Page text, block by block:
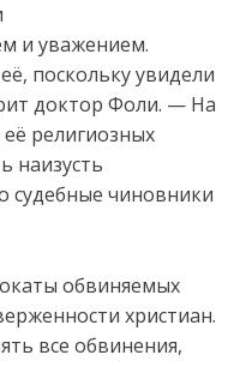
и уважением.
поскольку увидели
доктор Фоли. — На
её религиозных
наизусть
судебные чиновники
обвиняемых
христиан.
все обвинения,